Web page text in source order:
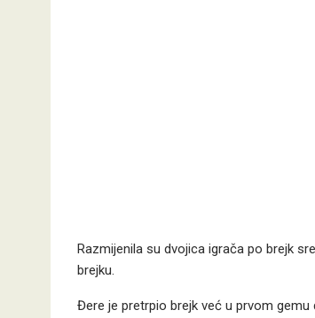
Razmijenila su dvojica igrača po brejk
brejku.
Đere je pretrpio brejk već u prvom